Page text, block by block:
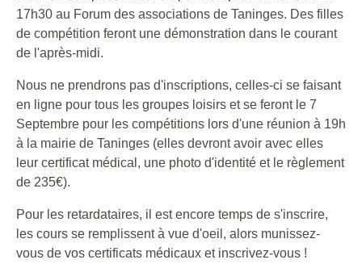
17h30 au Forum des associations de Taninges. Des filles
de compétition feront une démonstration dans le courant
de l'après-midi.
Nous ne prendrons pas d'inscriptions, celles-ci se faisant
en ligne pour tous les groupes loisirs et se feront le 7
Septembre pour les compétitions lors d'une réunion à 19h
à la mairie de Taninges (elles devront avoir avec elles
leur certificat médical, une photo d'identité et le règlement
de 235€).
Pour les retardataires, il est encore temps de s'inscrire,
les cours se remplissent à vue d'oeil, alors munissez-
vous de vos certificats médicaux et inscrivez-vous !